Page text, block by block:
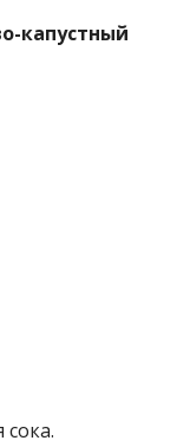
капустный